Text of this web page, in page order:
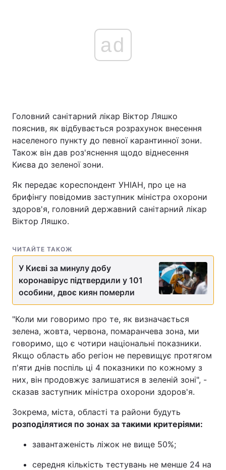
ad
Головний санітарний лікар Віктор Ляшко
пояснив, як відбувається розрахунок внесення
населеного пункту до певної карантинної зони.
Також він дав роз'яснення щодо віднесення
Києва до зеленої зони.
Як передає кореспондент УНІАН, про це на
брифінгу повідомив заступник міністра охорони
здоров'я, головний державний санітарний лікар
Віктор Ляшко.
ЧИТАЙТЕ ТАКОЖ
У Києві за минулу добу
коронавірус підтвердили у 101
особини, двоє киян померли
"Коли ми говоримо про те, як визначається
зелена, жовта, червона, помаранчева зона, ми
говоримо, що є чотири національні показники.
Якщо область або регіон не перевищує протягом
п'яти днів поспіль ці 4 показники по кожному з
них, він продовжує залишатися в зеленій зоні", -
сказав заступник міністра охорони здоров'я.
Зокрема, міста, області та райони будуть
розподілятися по зонах за такими критеріями:
завантаженість ліжок не вище 50%;
середня кількість тестувань не менше 24 на